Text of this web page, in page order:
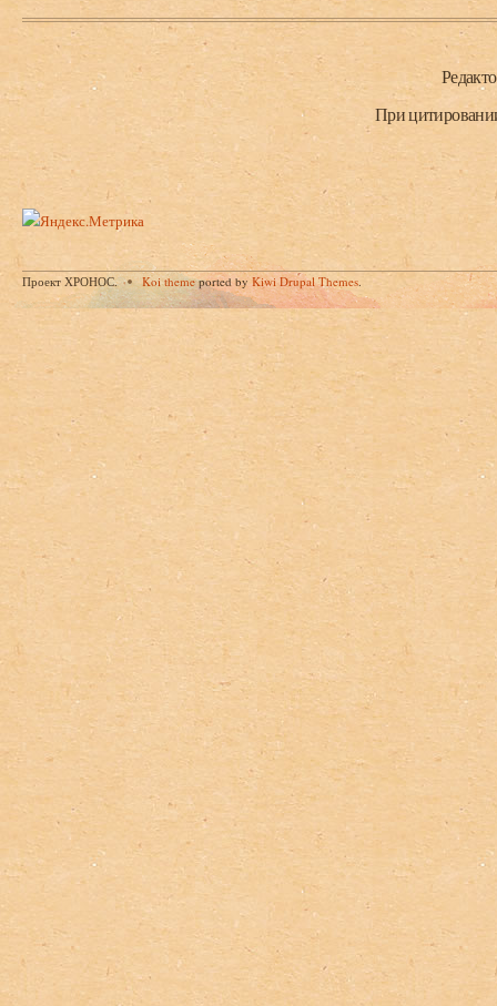
Нижний колонтитул
При
Проект ХРОНОС. Koi themeported byKiwi Drupal Themes.